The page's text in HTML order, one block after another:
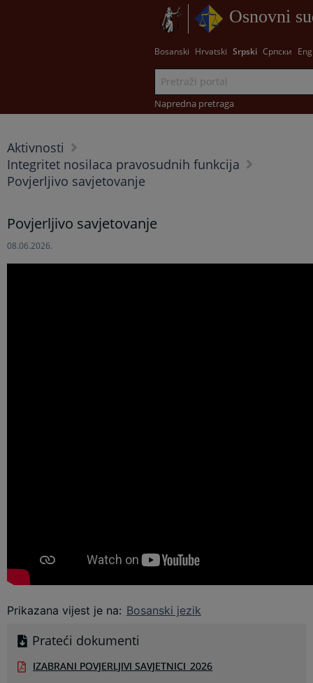
Osnovni
Bosanski Hrvatski Srpski Српски
Napredna pretraga
Aktivnosti
Integritet nosilaca pravosudnih funkcija
Povjerljivo savjetovanje
Povjerljivo savjetovanje
08.06.2026.
Prikazana vijest je na: Bosanski jezik
Prateći dokumenti
IZABRANI POVJERLJIVI SAVJETNICI_2026